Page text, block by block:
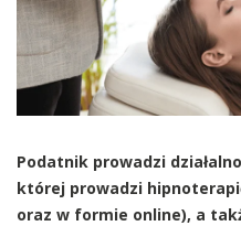
Podatnik prowadzi
której prowadzi
oraz w formie online), a